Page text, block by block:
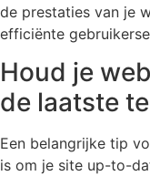
de prestaties van je
efficiënte
Houd je
de laatste
Een belangrijke tip
is om je site up-to-